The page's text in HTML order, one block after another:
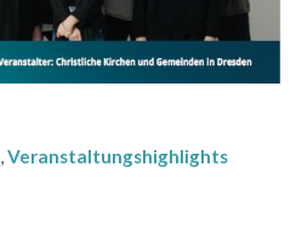
,Veranstaltungshighlights